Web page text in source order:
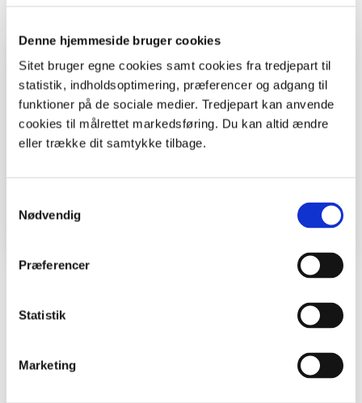
Denne hjemmeside bruger cookies
Sitet bruger egne cookies samt cookies fra tredjepart til
statistik, indholdsoptimering, præferencer og adgang til
funktioner på de sociale medier. Tredjepart kan anvende
cookies til målrettet markedsføring. Du kan altid ændre
eller trække dit samtykke tilbage.
Nødvendig
Præferencer
Statistik
Marketing
Inspiration og lignende materialer
Lærere
Undervisningsforløb
En naturlærers dagbog: Simon Høegmark
Læs også